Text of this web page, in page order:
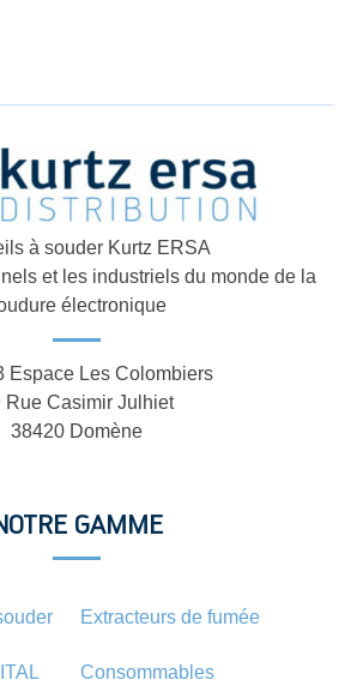
à souder Kurtz ERSA
et les industriels du monde de la
électronique
Espace Les Colombiers
Rue Casimir Julhiet
38420 Domène
GAMME
Extracteurs de fumée
Consommables